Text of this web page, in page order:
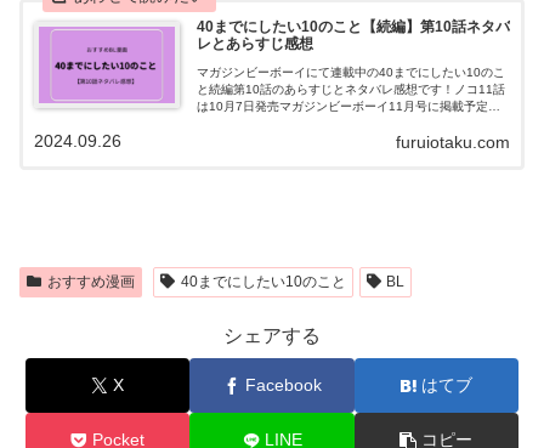
40までにしたい10のこと【続編】第10話ネタバ
レとあらすじ感想
マガジンビーボーイにて連載中の40までにしたい10のこ
と続編第10話のあらすじとネタバレ感想です！ノコ11話
は10月7日発売マガジンビーボーイ11月号に掲載予定で
furuiotaku.com
2024.09.26
おすすめ漫画 40までにしたい10のこと BL
シェアする
X Facebook はてブ
Pocket LINE コピー